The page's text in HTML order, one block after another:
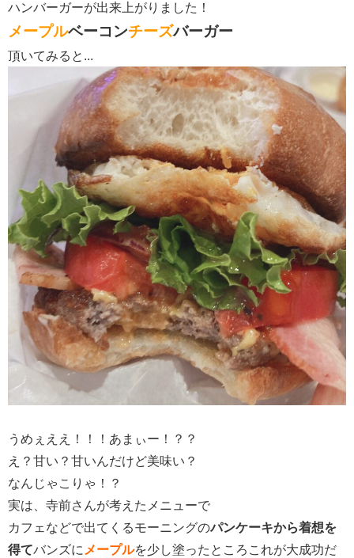
ハンバーガーが出来上がりました！
メープルベーコンチーズバーガー
頂いてみると...
うめぇええ！！！あまぃー！？？
え？甘い？甘いんだけど美味い？
なんじゃこりゃ！？
実は、寺前さんが考えたメニューで
カフェなどで出てくるモーニングのパンケーキから着想を
得てバンズに メープルを少し塗ったところこれが大成功だ